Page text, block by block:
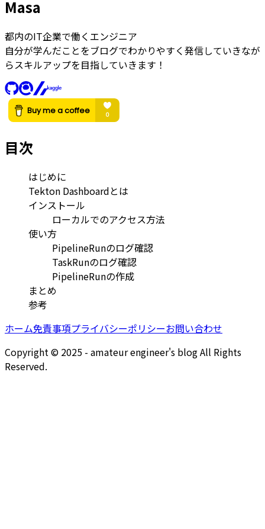
Masa
都内のIT企業で働くエンジニア
自分が学んだことをブログでわかりやすく発信していきなが
らスキルアップを目指していきます！
目次
はじめに
Tekton Dashboardとは
インストール
ローカルでのアクセス方法
使い方
PipelineRunのログ確認
TaskRunのログ確認
PipelineRunの作成
まとめ
参考
ホーム免責事項プライバシーポリシーお問い合わせ
Copyright © 2025 - amateur engineer's blog All Rights
Reserved.